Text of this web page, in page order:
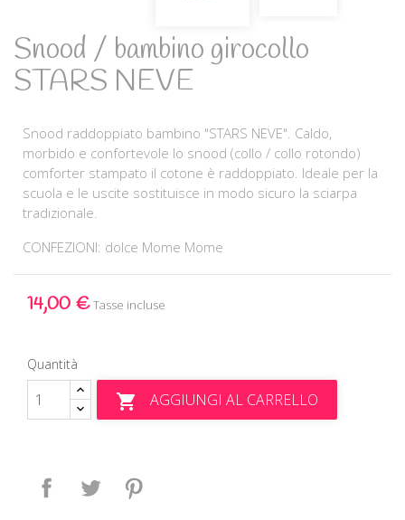
Snood / bambino girocollo
STARS NEVE
Snood raddoppiato bambino "STARS NEVE". Caldo,
morbido e confortevole lo snood (collo / collo rotondo)
comforter stampato il cotone è raddoppiato. Ideale per la
scuola e le uscite sostituisce in modo sicuro la sciarpa
tradizionale.
CONFEZIONI: dolce Mome Mome
14,00 €Tasse incluse
Quantità
 AGGIUNGI AL CARRELLO
Condividi Twitta